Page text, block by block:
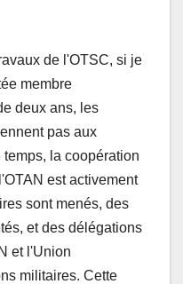
de l'OTSC, si je
membre
deux ans, les
pas aux
la coopération
est activement
sont menés, des
et des délégations
et l'Union
militaires. Cette